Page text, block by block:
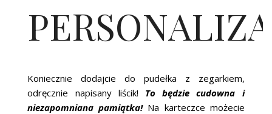
Koniecznie dodajcie do pudełka z zegarkiem,
odręcznie napisany liścik! To będzie cudowna i
niezapomniana pamiątka!Na karteczce możecie